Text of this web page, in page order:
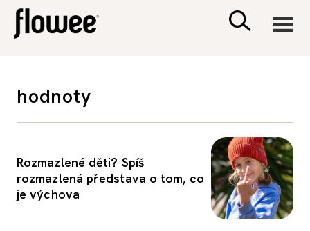
PSYCHOLOGIE
hodnoty
Rozmazlené děti? Spíš
rozmazlená představa o tom, co
je výchova